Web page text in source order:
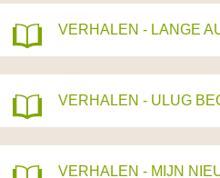
VERHALEN - LANGE
VERHALEN - ULUG
VERHALEN - MIJN